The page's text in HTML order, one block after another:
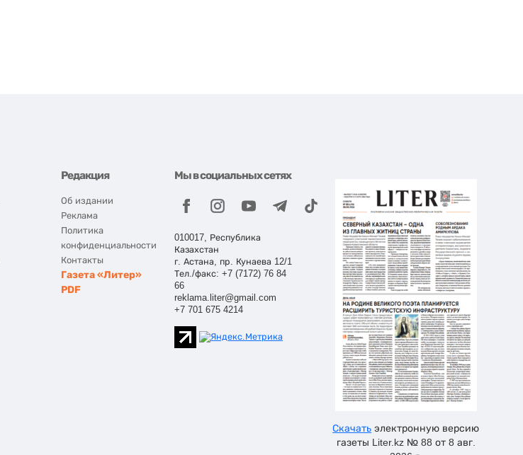
Редакция
Об издании
Реклама
Политика
конфиденциальности
Контакты
Газета «Литер»
PDF
Мы в социальных сетях
010017, Республика
Казахстан
г. Астана, пр. Кунаева 12/1
Тел./факс: +7 (7172) 76 84
66
reklama.liter@gmail.com
+7 701 675 4214
Скачать электронную версию
газеты Liter.kz № 88 от 8 авг.